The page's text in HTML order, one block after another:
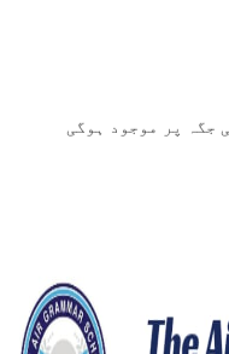
جگہ پر موجود ہوگی